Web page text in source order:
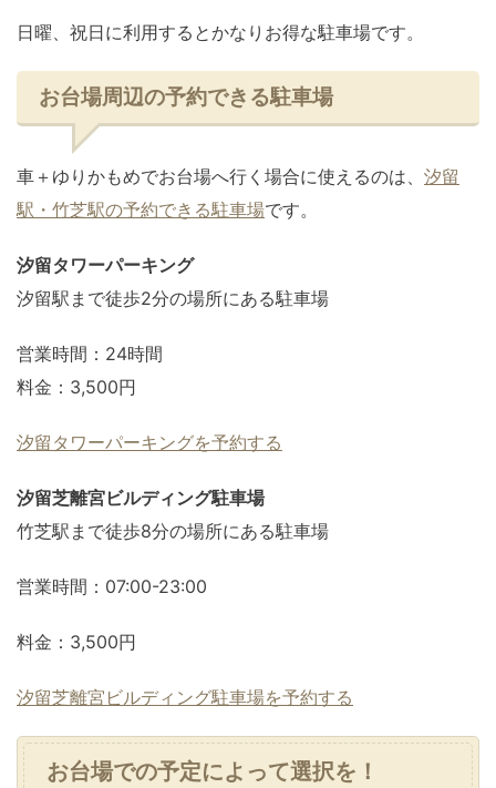
日曜、祝日に利用するとかなりお得な駐車場です。
お台場周辺の予約できる駐車場
車＋ゆりかもめでお台場へ行く場合に使えるのは、 汐留
駅・竹芝駅の予約できる駐車場です。
汐留タワーパーキング
汐留駅まで徒歩2分の場所にある駐車場
営業時間：24時間
料金：3,500円
汐留タワーパーキングを予約する
汐留芝離宮ビルディング駐車場
竹芝駅まで徒歩8分の場所にある駐車場
営業時間：07:00-23:00
料金：3,500円
汐留芝離宮ビルディング駐車場を予約する
お台場での予定によって選択を！